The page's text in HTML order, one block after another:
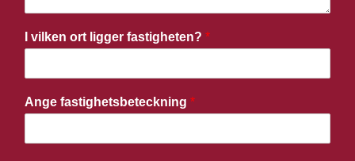
I vilken ort ligger fastigheten? *
Ange fastighetsbeteckning *